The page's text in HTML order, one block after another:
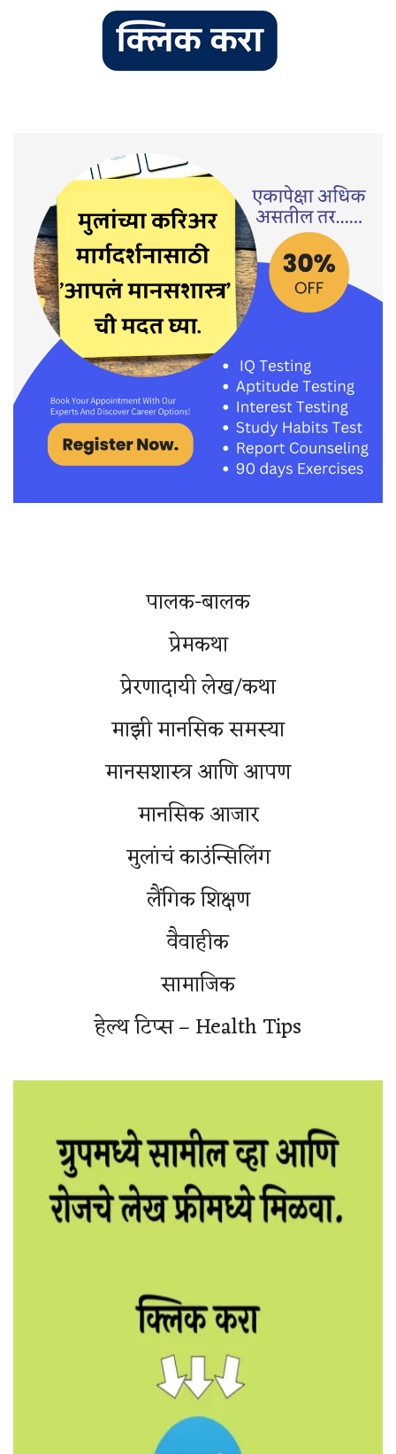
पालक-बालक
प्रेमकथा
प्रेरणादायी लेख/कथा
माझी मानसिक समस्या
मानसशास्त्र आणि आपण
मानसिक आजार
मुलांचं काउंन्सिलिंग
लैंगिक शिक्षण
वैवाहीक
सामाजिक
हेल्थ टिप्स – Health Tips